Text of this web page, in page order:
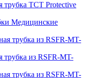
трубка TCT Protective
Медицинские
трубка из RSFR-MT-